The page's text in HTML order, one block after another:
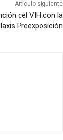
Artículo siguiente
del VIH con la
Preexposición